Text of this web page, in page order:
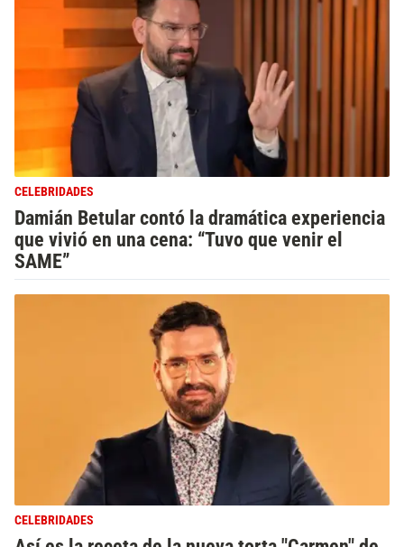
CELEBRIDADES
Damián Betular contó la dramática experiencia
que vivió en una cena: “Tuvo que venir el
SAME”
CELEBRIDADES